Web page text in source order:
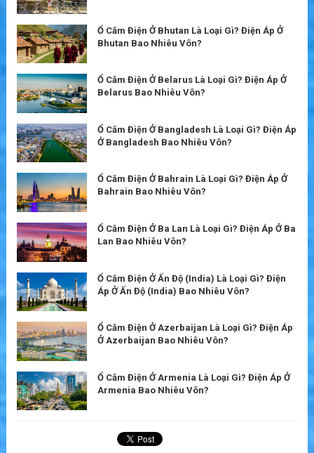
Ổ Cắm Điện Ở Bhutan Là Loại Gì? Điện Áp Ở
Bhutan Bao Nhiêu Vôn?
Ổ Cắm Điện Ở Belarus Là Loại Gì? Điện Áp Ở
Belarus Bao Nhiêu Vôn?
Ổ Cắm Điện Ở Bangladesh Là Loại Gì? Điện Áp
Ở Bangladesh Bao Nhiêu Vôn?
Ổ Cắm Điện Ở Bahrain Là Loại Gì? Điện Áp Ở
Bahrain Bao Nhiêu Vôn?
Ổ Cắm Điện Ở Ba Lan Là Loại Gì? Điện Áp Ở Ba
Lan Bao Nhiêu Vôn?
Ổ Cắm Điện Ở Ấn Độ (India) Là Loại Gì? Điện
Áp Ở Ấn Độ (India) Bao Nhiêu Vôn?
Ổ Cắm Điện Ở Azerbaijan Là Loại Gì? Điện Áp
Ở Azerbaijan Bao Nhiêu Vôn?
Ổ Cắm Điện Ở Armenia Là Loại Gì? Điện Áp Ở
Armenia Bao Nhiêu Vôn?